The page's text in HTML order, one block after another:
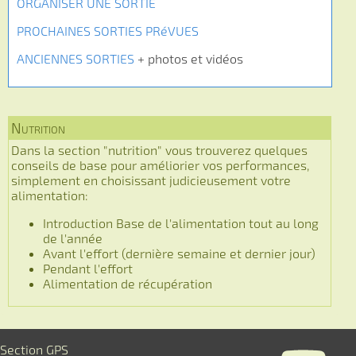
PROCHAINES SORTIES PRéVUES
ANCIENNES SORTIES + photos et vidéos
Nutrition
Dans la section "nutrition" vous trouverez quelques
conseils de base pour améliorier vos performances,
simplement en choisissant judicieusement votre
alimentation:
Introduction Base de l'alimentation tout au long
de l'année
Avant l'effort (dernière semaine et dernier jour)
Pendant l'effort
Alimentation de récupération
Section GPS